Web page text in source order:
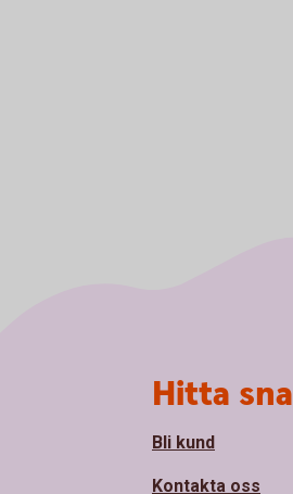
Hitta
Bli kund
Kontakta oss